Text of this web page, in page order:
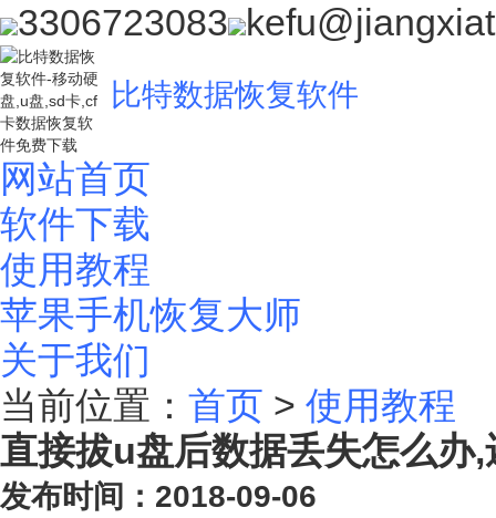
3306723083
比特数据恢复软件
网站首页
软件下载
使用教程
苹果手机恢复大师
关于我们
当前位置： 首页 > 使用教程
直接拔u盘后数据丢失怎么办
发布时间：2018-09-06